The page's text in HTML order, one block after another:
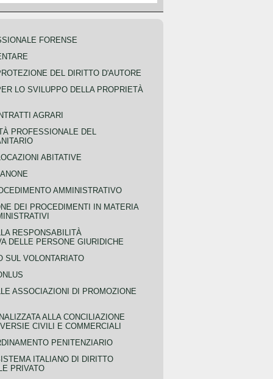
FORENSE
DEL DIRITTO D'AUTORE
LO SVILUPPO DELLA PROPRIETÀ
AGRARI
PROFESSIONALE DEL
ABITATIVE
AMMINISTRATIVO
DEI PROCEDIMENTI IN MATERIA
RESPONSABILITÀ
DELLE PERSONE GIURIDICHE
SUL VOLONTARIATO
ASSOCIAZIONI DI PROMOZIONE
ALLA CONCILIAZIONE
CIVILI E COMMERCIALI
PENITENZIARIO
ITALIANO DI DIRITTO
PRIVATO